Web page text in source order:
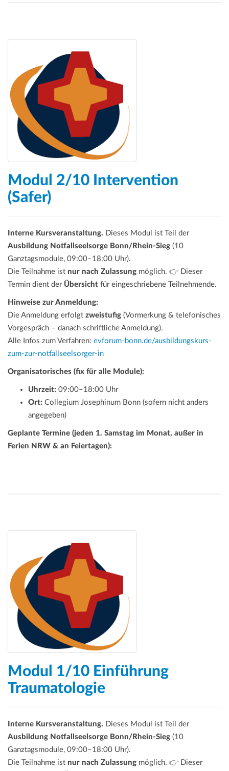
Modul 2/10 Intervention
(Safer)
Interne Kursveranstaltung. Dieses Modul ist Teil der
Ausbildung Notfallseelsorge Bonn/Rhein-Sieg (10
Ganztagsmodule, 09:00–18:00 Uhr).
Die Teilnahme ist nur nach Zulassung möglich. 👉 Dieser
Termin dient der Übersicht für eingeschriebene Teilnehmende.
Hinweise zur Anmeldung:
Die Anmeldung erfolgt zweistufig (Vormerkung & telefonisches
Vorgespräch – danach schriftliche Anmeldung).
Alle Infos zum Verfahren: evforum-bonn.de/ausbildungskurs-
zum-zur-notfallseelsorger-in
Organisatorisches (fix für alle Module):
Uhrzeit: 09:00–18:00 Uhr
Ort: Collegium Josephinum Bonn (sofern nicht anders
angegeben)
Geplante Termine (jeden 1. Samstag im Monat, außer in
Ferien NRW & an Feiertagen):
Modul 1/10 Einführung
Traumatologie
Interne Kursveranstaltung. Dieses Modul ist Teil der
Ausbildung Notfallseelsorge Bonn/Rhein-Sieg (10
Ganztagsmodule, 09:00–18:00 Uhr).
Die Teilnahme ist nur nach Zulassung möglich. 👉 Dieser